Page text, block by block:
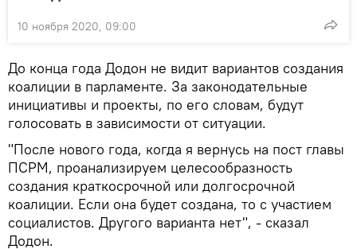
10 ноября 2020, 09:00
До конца года Додон не видит вариантов создания
коалиции в парламенте. За законодательные
инициативы и проекты, по его словам, будут
голосовать в зависимости от ситуации.
"После нового года, когда я вернусь на пост главы
ПСРМ, проанализируем целесообразность
создания краткосрочной или долгосрочной
коалиции. Если она будет создана, то с участием
социалистов. Другого варианта нет", - сказал
Додон.